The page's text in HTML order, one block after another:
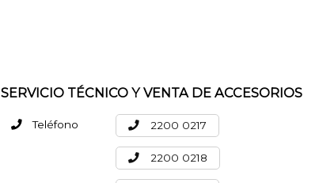
SERVICIO TÉCNICO Y VENTA DE ACCESORIOS
Teléfono 2200 0217
2200 0218